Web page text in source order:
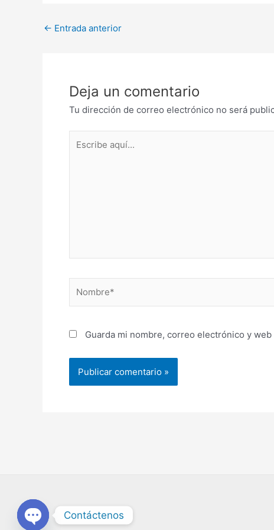
← Entrada anterior
Deja un comentario
Tu dirección de correo electrónico no será
aquí...
Guarda mi nombre, correo electrónico y
Contáctenos